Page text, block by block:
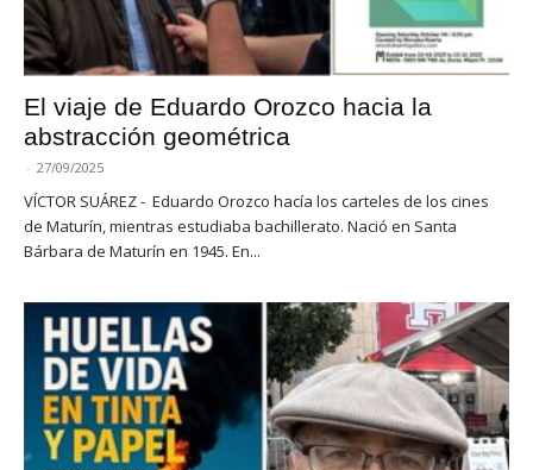
El viaje de Eduardo Orozco hacia la
abstracción geométrica
- 27/09/2025
VÍCTOR SUÁREZ - Eduardo Orozco hacía los carteles de los cines
de Maturín, mientras estudiaba bachillerato. Nació en Santa
Bárbara de Maturín en 1945. En...